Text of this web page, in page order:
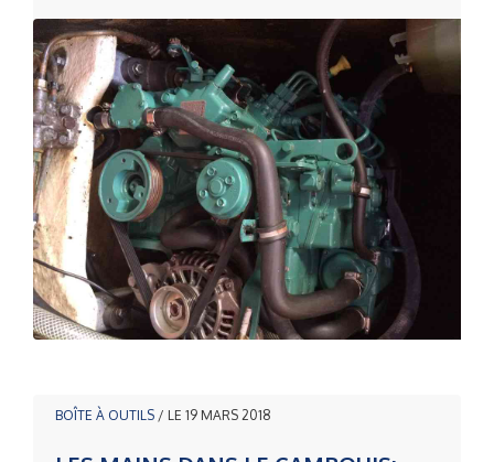
BOÎTE À OUTILS / LE 19 MARS 2018